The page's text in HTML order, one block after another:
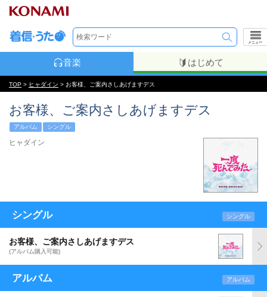
メニュー
音楽 はじめて
TOP > ヒャダイン > お客様、ご案内さしあげますデス
お客様、ご案内さしあげますデス
アルバム シングル
ヒャダイン
シングル シングル
お客様、ご案内さしあげますデス
(アルバム購入可能)
アルバム アルバム